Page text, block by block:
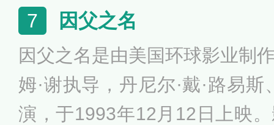
从一个特殊的角度揭示了二战
罪，生动地重现了历史上第一
悲剧性。
7 因父之名
因父之名是由美国环球影业制
姆·谢执导，丹尼尔·戴·路易
演，于1993年12月12日上映